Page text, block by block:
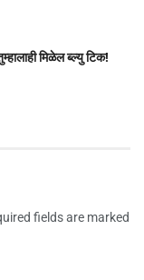
मिळेल ब्ल्यु टिक!
fields are marked